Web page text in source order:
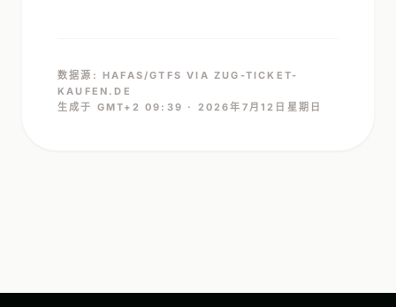
数据源: HAFAS/GTFS VIA ZUG-TICKET-
KAUFEN.DE
生成于 GMT+2 09:39 · 2026年7月12日星期日